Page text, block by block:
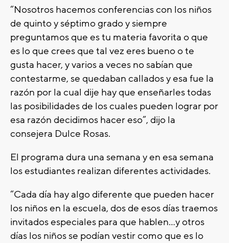
“Nosotros hacemos conferencias con los niños
de quinto y séptimo grado y siempre
preguntamos que es tu materia favorita o que
es lo que crees que tal vez eres bueno o te
gusta hacer, y varios a veces no sabían que
contestarme, se quedaban callados y esa fue la
razón por la cual dije hay que enseñarles todas
las posibilidades de los cuales pueden lograr por
esa razón decidimos hacer eso”, dijo la
consejera Dulce Rosas.
El programa dura una semana y en esa semana
los estudiantes realizan diferentes actividades.
“Cada día hay algo diferente que pueden hacer
los niños en la escuela, dos de esos días traemos
invitados especiales para que hablen…y otros
días los niños se podían vestir como que es lo